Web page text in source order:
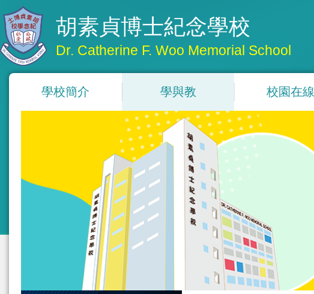
胡素貞博士紀念學校
Dr. Catherine F. Woo Memorial School
學校簡介 學與教 校園在線